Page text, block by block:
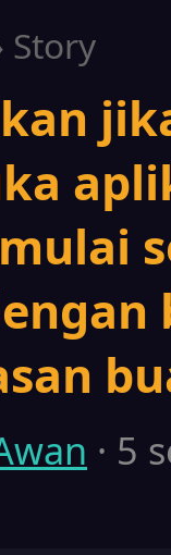
Story
· 5